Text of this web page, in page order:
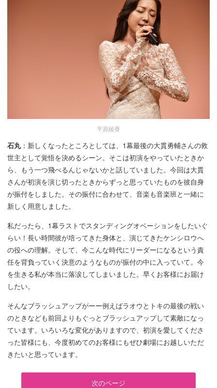
平原綾香
石丸：新しくなったところとしては、1幕最後の大貫勇輔さんの救
世主として覚悟を決めるシーン。そこは初演をやっていたときか
ら、もう一つ飛べるんじゃないかと話していました。今回は大貫
さんが初演を演じ切ったときからずっと思っていたものを彼自身
が振付をしました。その振付に合わせて、音楽も音楽班と一緒に
新しく用意しました。
私だったら、1幕ラストでスタンディングオベーションをしたいぐ
らい！長い時間彼が培ってきた身体と、演じてきたケンシロウへ
の役への理解。そして、今こんな時代にリーダーになるという責
任を背負っていく決意のようなものが振付の中に入っていて。今
を生きる私が本当に落涙してしまいました。早くお客様にお届け
したい。
そんなブラッシュアップがーー例えばラオウとトキの最後の戦い
のときなども前回よりもぐっとブラッシュアップして素敵になっ
ています。いろいろな変化がありますので、初演を愛してくださ
った皆様にも、今度初めてのお客様にもぜひ劇場にお越しいただ
きたいと思っています。
次のページ